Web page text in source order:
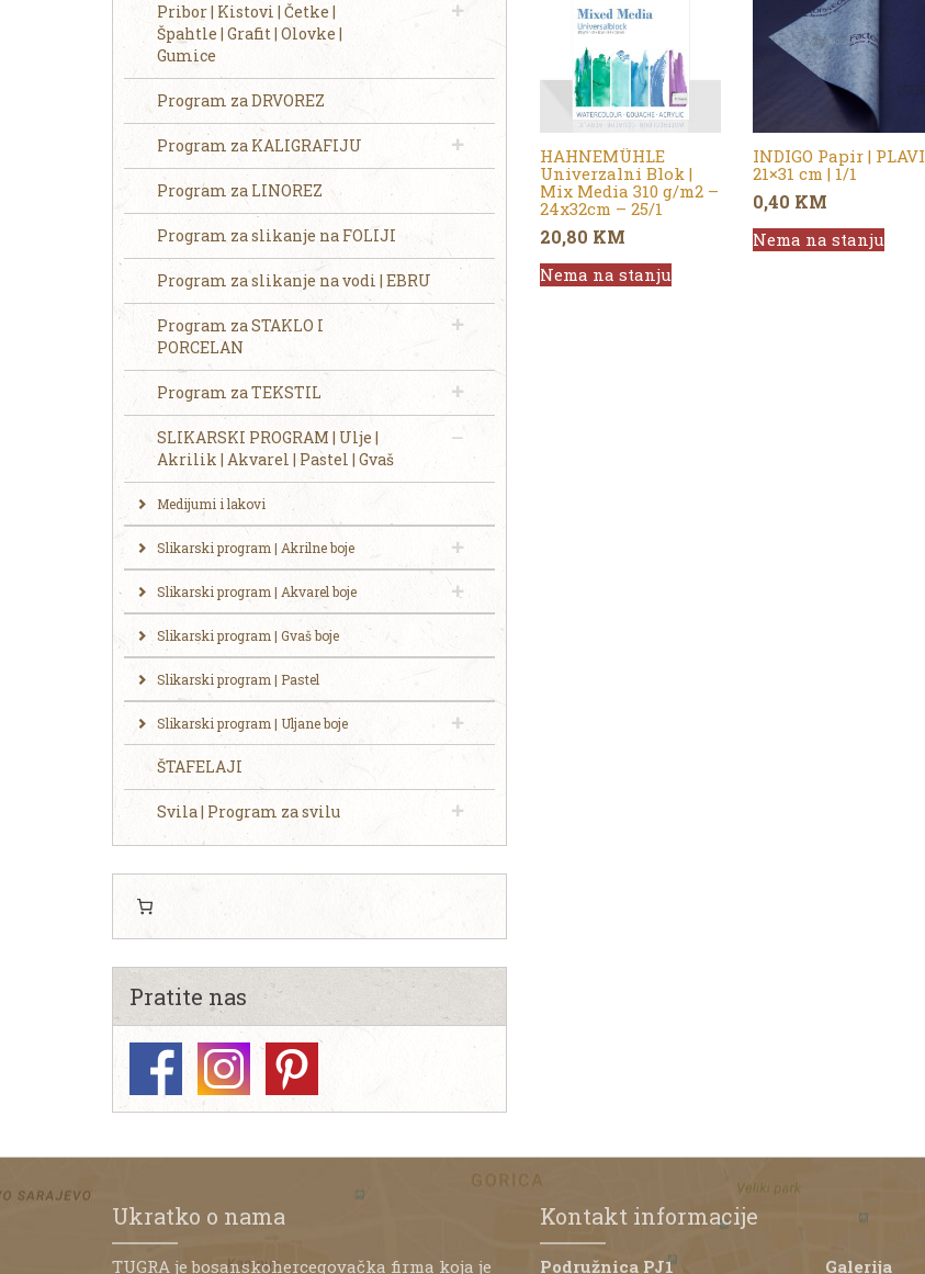
HAHNEMÜHLE
Univerzalni Blok |
Mix Media 310 g/m2 –
24x32cm – 25/1
20,80 KM
Nema na stanju
INDIGO Papir | PLAVI
21×31 cm | 1/1
0,40 KM
Nema na stanju
Pribor | Kistovi | Četke |
Špahtle | Grafit | Olovke |
Gumice
Program za DRVOREZ
Program za KALIGRAFIJU
Program za LINOREZ
Program za slikanje na FOLIJI
Program za slikanje na vodi | EBRU
Program za STAKLO I
PORCELAN
Program za TEKSTIL
SLIKARSKI PROGRAM | Ulje |
Akrilik | Akvarel | Pastel | Gvaš
Medijumi i lakovi
Slikarski program | Akrilne boje
Slikarski program | Akvarel boje
Slikarski program | Gvaš boje
Slikarski program | Pastel
Slikarski program | Uljane boje
ŠTAFELAJI
Svila | Program za svilu
Pratite nas
Ukratko o nama
TUGRA je bosanskohercegovačka firma koja je
Kontakt informacije
Podružnica PJ1 Galerija